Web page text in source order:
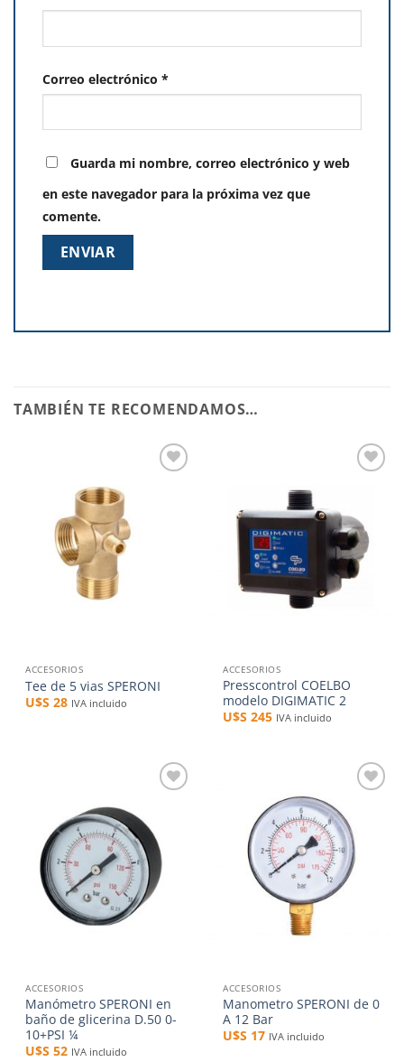
Correo electrónico *
Guarda mi nombre, correo electrónico y web
en este navegador para la próxima vez que
comente.
TAMBIÉN TE RECOMENDAMOS…
ACCESORIOS
Tee de 5 vias SPERONI
U$S28 IVA incluido
deseos
ACCESORIOS
Presscontrol COELBO
modelo DIGIMATIC 2
U$S245 IVA incluido
lista de
deseos
ACCESORIOS
Manómetro SPERONI en
baño de glicerina D.50 0-
10+PSI ¼
U$S52 IVA incluido
lista de
deseos
ACCESORIOS
Manometro SPERONI de 0
A 12 Bar
U$S 17 IVA incluido